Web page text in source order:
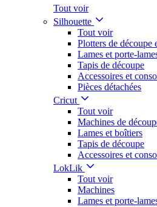
Tout voir
Silhouette
Tout voir
Plotters de découpe
Lames et porte-
Tapis de découpe
Accessoires et
Pièces détachées
Cricut
Tout voir
Machines de
Lames et boîtiers
Tapis de découpe
Accessoires et
LokLik
Tout voir
Machines
Lames et porte-